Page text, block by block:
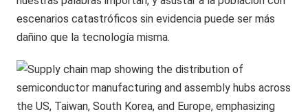
escenarios catastróficos sin evidencia puede ser más
dañino que la tecnología misma.